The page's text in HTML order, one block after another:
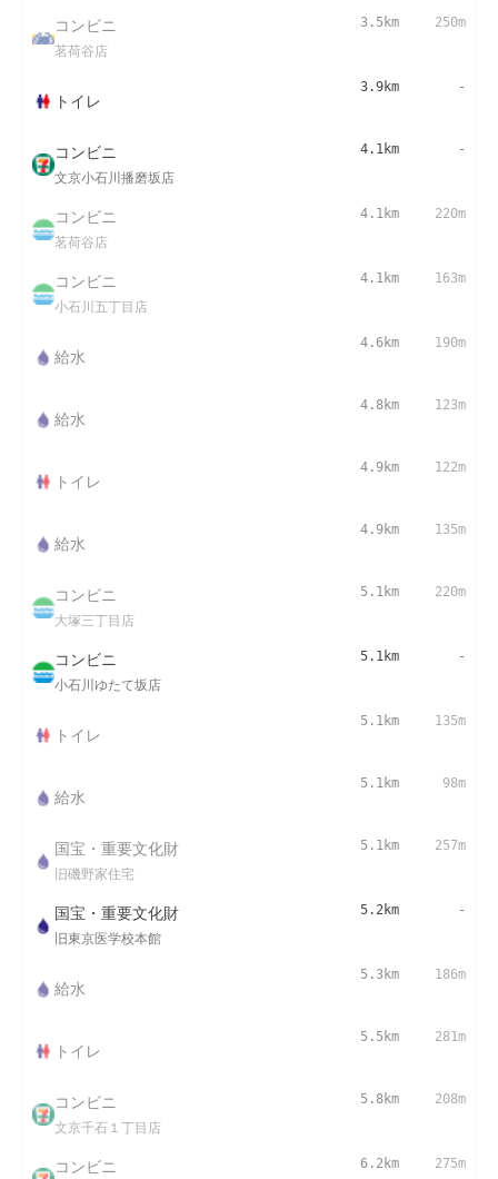
コンビニ
茗荷谷店
3.5km 250m
トイレ
3.9km -
コンビニ
文京小石川播磨坂店
4.1km -
コンビニ
茗荷谷店
4.1km 220m
コンビニ
小石川五丁目店
4.1km 163m
給水
4.6km 190m
給水
4.8km 123m
トイレ
4.9km 122m
給水
4.9km 135m
コンビニ
大塚三丁目店
5.1km 220m
コンビニ
小石川ゆたて坂店
5.1km -
トイレ
5.1km 135m
給水
5.1km 98m
国宝・重要文化財
旧磯野家住宅
5.1km 257m
国宝・重要文化財
旧東京医学校本館
5.2km -
給水
5.3km 186m
トイレ
5.5km 281m
コンビニ
文京千石１丁目店
5.8km 208m
コンビニ 6.2km 275m